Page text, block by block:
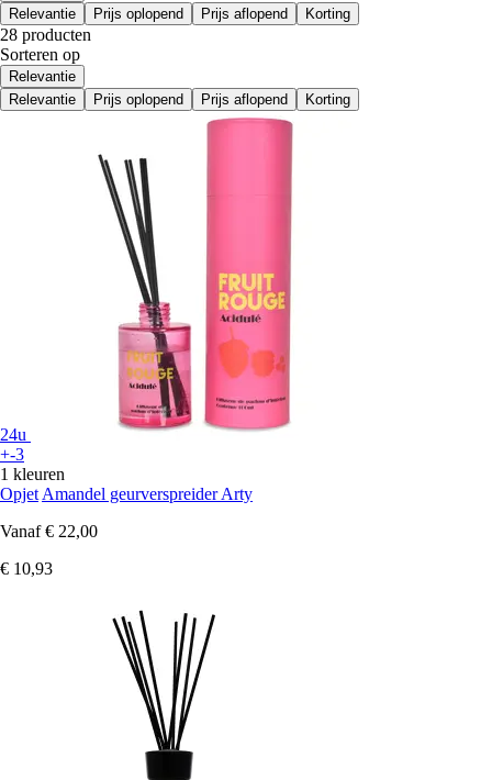
Relevantie
Prijs oplopend Prijs aflopend Korting
28 producten
Sorteren op
Relevantie
Relevantie
Prijs oplopend Prijs aflopend Korting
24u
+-3
1 kleuren
Opjet Amandel geurverspreider Arty
Vanaf € 22,00
€ 10,93